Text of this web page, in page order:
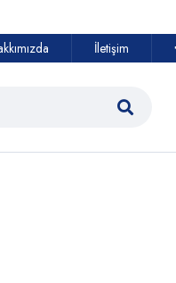
İletişim